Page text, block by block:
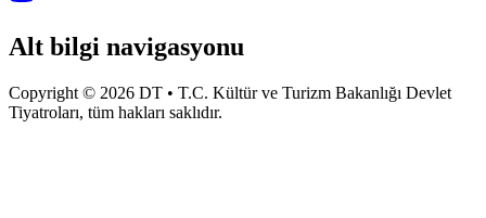
Alt bilgi navigasyonu
Copyright © 2026 DT • T.C. Kültür ve Turizm Bakanlığı Devlet
Tiyatroları, tüm hakları saklıdır.